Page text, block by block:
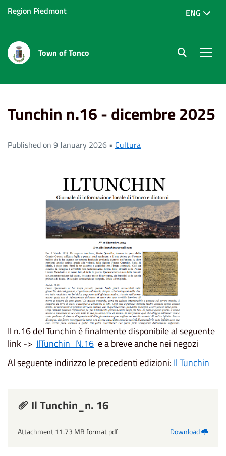
Region Piedmont ENG
Town of Tonco site.searc
Tunchin n.16 - dicembre 2025
Published on 9 January 2026 • Cultura
Il n.16 del Tunchin è finalmente disponibile al seguente
link -> IlTunchin_N.16 e a breve anche nei negozi
Al seguente indirizzo le precedenti edizioni: Il Tunchin
Il Tunchin_n. 16
Attachment 11.73 MB format pdf Download